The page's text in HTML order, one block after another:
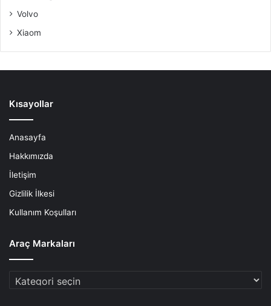
Volvo
Xiaom
Kısayollar
Anasayfa
Hakkımızda
İletişim
Gizlilik İlkesi
Kullanım Koşulları
Araç Markaları
Araç